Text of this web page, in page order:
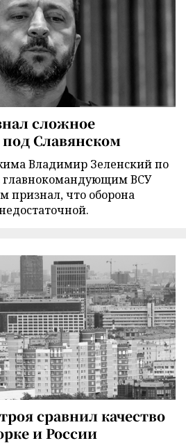
сложное
Славянском
Владимир Зеленский по
главнокомандующим ВСУ
что оборона
сравнил качество
и России